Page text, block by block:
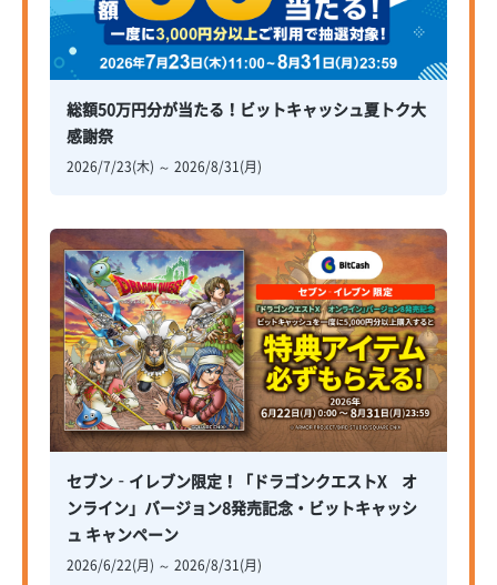
総額50万円分が当たる！ビットキャッシュ夏トク大
感謝祭
2026/7/23(木) ～ 2026/8/31(月)
セブン‐イレブン限定！「ドラゴンクエストX オ
ンライン」バージョン8発売記念・ビットキャッシ
ュ キャンペーン
2026/6/22(月) ～ 2026/8/31(月)